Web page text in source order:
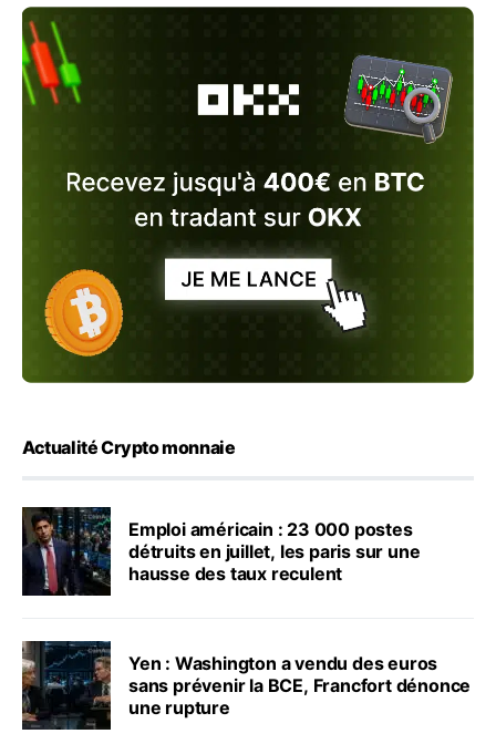
Actualité Crypto monnaie
Emploi américain : 23 000 postes
détruits en juillet, les paris sur une
hausse des taux reculent
Yen : Washington a vendu des euros
sans prévenir la BCE, Francfort dénonce
une rupture